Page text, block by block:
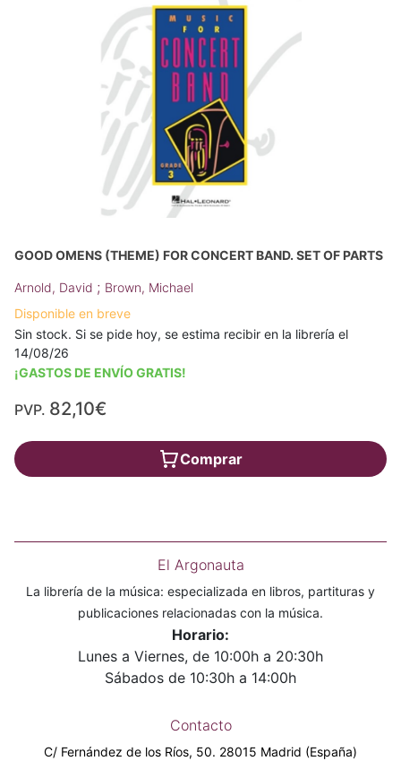
GOOD OMENS (THEME) FOR CONCERT BAND. SET OF PARTS
Arnold, David ; Brown, Michael
Disponible en breve
Sin stock. Si se pide hoy, se estima recibir en la librería el
14/08/26
¡GASTOS DE ENVÍO GRATIS!
PVP. 82,10€
Comprar
El Argonauta
La librería de la música: especializada en libros, partituras y
publicaciones relacionadas con la música.
Horario:
Lunes a Viernes, de 10:00h a 20:30h
Sábados de 10:30h a 14:00h
Contacto
C/ Fernández de los Ríos, 50. 28015 Madrid (España)